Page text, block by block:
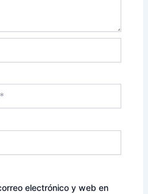
electrónico y web en